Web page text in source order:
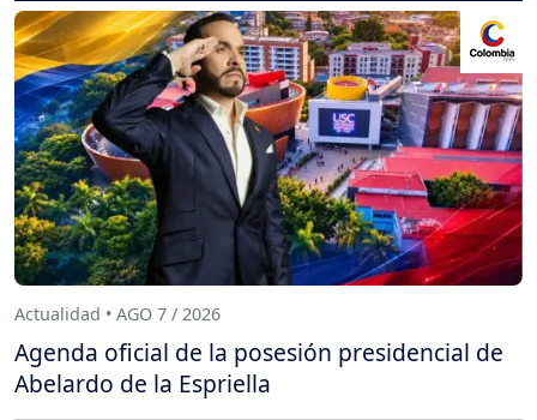
Actualidad • AGO 7 / 2026
Agenda oficial de la posesión presidencial de
Abelardo de la Espriella